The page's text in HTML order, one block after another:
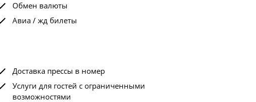
Обмен валюты
Авиа / жд билеты
Доставка прессы в номер
Услуги для гостей с ограниченными
возможностями